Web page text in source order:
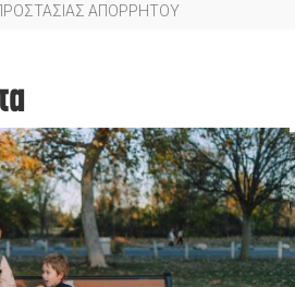
ΑΠΟΡΡΗΤΟΥ